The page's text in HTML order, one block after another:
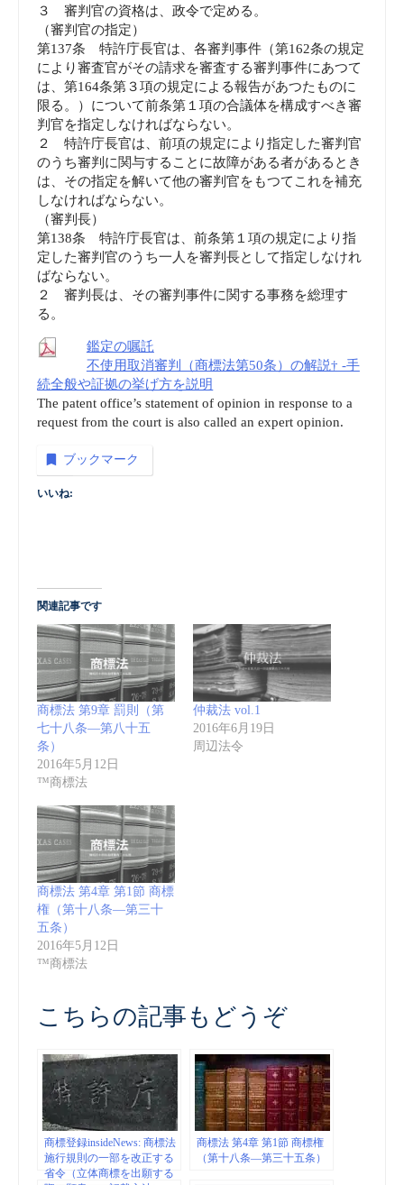
３ 審判官の資格は、政令で定める。
（審判官の指定）
第137条 特許庁長官は、各審判事件（第162条の規定
により審査官がその請求を審査する審判事件にあつて
は、第164条第３項の規定による報告があつたものに
限る。）について前条第１項の合議体を構成すべき審
判官を指定しなければならない。
２ 特許庁長官は、前項の規定により指定した審判官
のうち審判に関与することに故障がある者があるとき
は、その指定を解いて他の審判官をもつてこれを補充
しなければならない。
（審判長）
第138条 特許庁長官は、前条第１項の規定により指
定した審判官のうち一人を審判長として指定しなけれ
ばならない。
２ 審判長は、その審判事件に関する事務を総理す
る。
鑑定の嘱託
不使用取消審判（商標法第50条）の解説† -手
続全般や証拠の挙げ方を説明
The patent office’s statement of opinion in response to a
request from the court is also called an expert opinion.
ブックマーク
いいね:
関連記事です
商標法 第9章 罰則（第
七十八条―第八十五
条）
2016年5月12日
™商標法
仲裁法 vol.1
2016年6月19日
周辺法令
商標法 第4章 第1節 商標
権（第十八条―第三十
五条）
2016年5月12日
™商標法
こちらの記事もどうぞ
商標登録insideNews: 商標法
施行規則の一部を改正する
省令（立体商標を出願する
商標法 第4章 第1節 商標権
（第十八条―第三十五条）